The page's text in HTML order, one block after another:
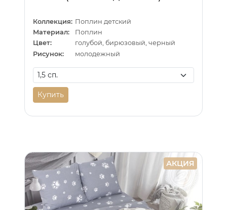
Коллекция: Поплин детский
Материал:
Поплин
Цвет:
голубой, бирюзовый, черный
Рисунок:
молодежный
Купить
АКЦИЯ